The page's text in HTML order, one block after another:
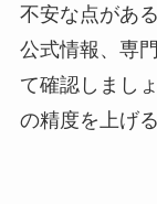
不安な点があ
公式情報、専
て確認しまし
の精度を上げ